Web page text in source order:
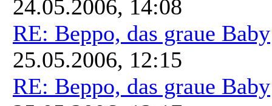
24.05.2006, 14:08
RE: Beppo, das graue Baby
25.05.2006, 12:15
RE: Beppo, das graue Baby